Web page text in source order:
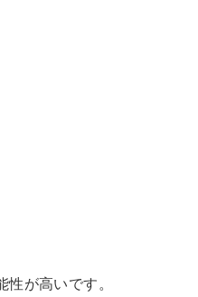
が高いです。